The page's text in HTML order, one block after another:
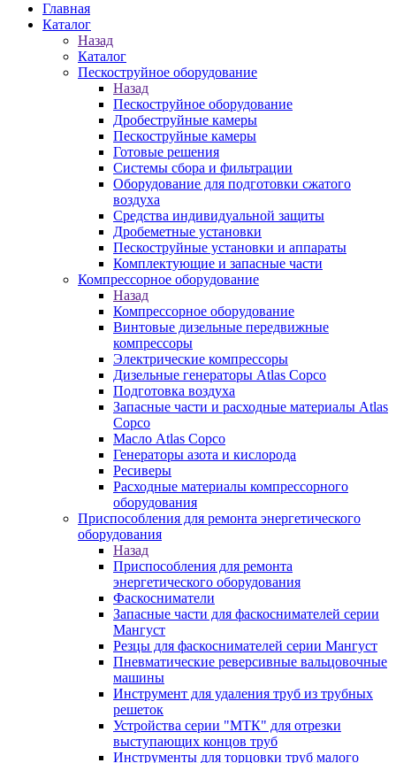
Главная
Каталог
Назад
Каталог
Пескоструйное оборудование
Назад
Пескоструйное оборудование
Дробеструйные камеры
Пескоструйные камеры
Готовые решения
Системы сбора и фильтрации
Оборудование для подготовки сжатого
воздуха
Средства индивидуальной защиты
Дробеметные установки
Пескоструйные установки и аппараты
Комплектующие и запасные части
Компрессорное оборудование
Назад
Компрессорное оборудование
Винтовые дизельные передвижные
компрессоры
Электрические компрессоры
Дизельные генераторы Atlas Copco
Подготовка воздуха
Запасные части и расходные материалы Atlas
Copco
Масло Atlas Copco
Генераторы азота и кислорода
Ресиверы
Расходные материалы компрессорного
оборудования
Приспособления для ремонта энергетического
оборудования
Назад
Приспособления для ремонта
энергетического оборудования
Фаскосниматели
Запасные части для фаскоснимателей серии
Мангуст
Резцы для фаскоснимателей серии Мангуст
Пневматические реверсивные вальцовочные
машины
Инструмент для удаления труб из трубных
решеток
Устройства серии "МТК" для отрезки
выступающих концов труб
Инструменты для торцовки труб малого